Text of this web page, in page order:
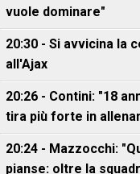
vuole dominare"
20:30 - Si avvicina la
all'Ajax
20:26 - Contini: "18
tira più forte in
20:24 - Mazzocchi:
pianse: oltre la